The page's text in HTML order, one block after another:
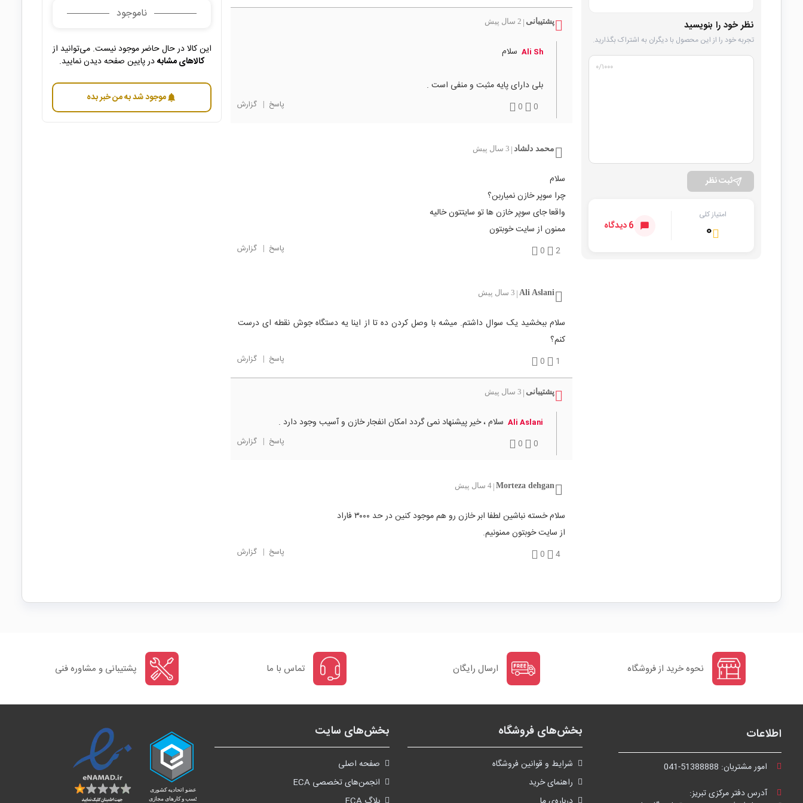
نظر خود را بنویسید
تجربه خود را از این محصول با دیگران به اشتراک بگذارید.
۰/۱۰۰۰
ثبت نظر
امتیاز کلی
۰ 6 دیدگاه
پشتیبانی 2 سال پیش
Ali Sh سلام
بلی دارای پایه مثبت و منفی است .
0
0 پاسخ | گزارش
محمد دلشاد 3 سال پیش
سلام
چرا سوپر خازن نمیاربن؟
واقعا جای سوپر خازن ها تو سایتتون خالیه
ممنون از سایت خوبتون
2
0 پاسخ | گزارش
Ali Aslani 3 سال پیش
سلام ببخشید یک سوال داشتم. میشه با وصل کردن ده تا از اینا یه دستگاه جوش نقطه ای درست
کنم؟
1
0 پاسخ | گزارش
پشتیبانی 3 سال پیش
Ali Aslani سلام ، خیر پیشنهاد نمی گردد امکان انفجار خازن و آسیب وجود دارد .
0
0 پاسخ | گزارش
Morteza dehgan 4 سال پیش
سلام خسته نباشین لطفا ابر خازن رو هم موجود کنین در حد ۳۰۰۰ فاراد
از سایت خوبتون ممنونیم.
4
0 پاسخ | گزارش
ناموجود
این کالا در حال حاضر موجود نیست. می‌توانید از
کالاهای مشابهدر پایین صفحه دیدن نمایید.
notificationsموجود شد به من خبر بده
نحوه خرید از فروشگاه ارسال رایگان تماس با ما پشتیبانی و مشاوره فنی
اطلاعات
امور مشتریان: 041-51388888
آدرس دفتر مرکزی تبریز:
بخش‌های فروشگاه
شرايط و قوانین فروشگاه
راهنمای خرید
بخش‌های سایت
صفحه اصلی
انجمن‌های تخصصی ECA